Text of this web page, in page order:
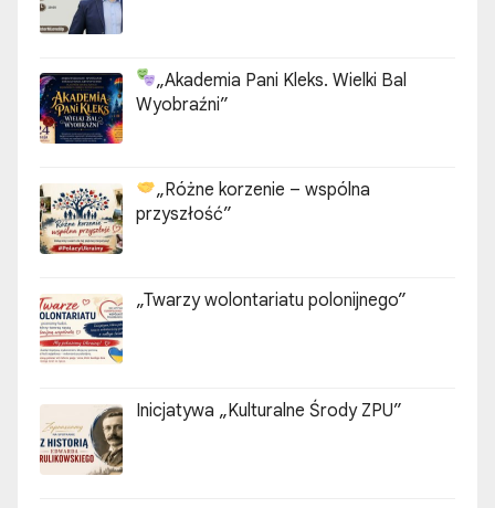
„Akademia Pani Kleks. Wielki Bal
Wyobraźni”
„Różne korzenie – wspólna
przyszłość”
„Twarzy wolontariatu polonijnego”
Inicjatywa „Kulturalne Środy ZPU”